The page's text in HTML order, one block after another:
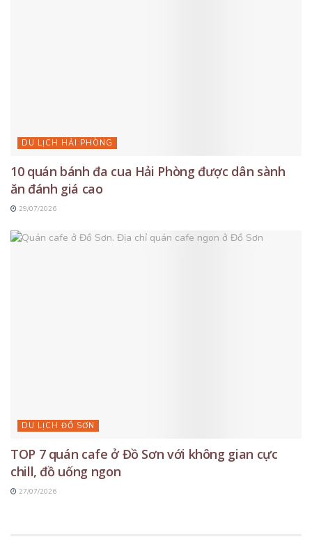
DU LỊCH HẢI PHÒNG
10 quán bánh đa cua Hải Phòng được dân sành
ăn đánh giá cao
29/07/2026
DU LỊCH ĐỒ SƠN
TOP 7 quán cafe ở Đồ Sơn với không gian cực
chill, đồ uống ngon
27/07/2026